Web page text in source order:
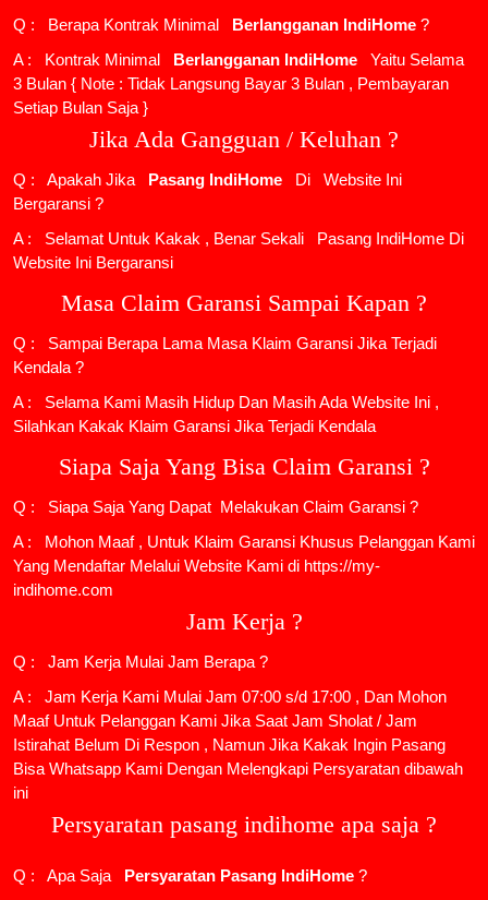
Q : Berapa Kontrak Minimal Berlangganan IndiHome ?
A : Kontrak Minimal
Berlangganan IndiHome
Yaitu Selama
3 Bulan { Note : Tidak Langsung Bayar 3 Bulan , Pembayaran
Setiap Bulan Saja }
Jika Ada Gangguan / Keluhan ?
Q : Apakah Jika Pasang IndiHome Di
Website Ini
Bergaransi ?
A : Selamat Untuk Kakak , Benar Sekali
Pasang IndiHome Di
Website Ini Bergaransi
Masa Claim Garansi Sampai Kapan ?
Q : Sampai Berapa Lama Masa Klaim Garansi Jika Terjadi
Kendala ?
A : Selama Kami Masih Hidup Dan Masih Ada Website Ini ,
Silahkan Kakak Klaim Garansi Jika Terjadi Kendala
Siapa Saja Yang Bisa Claim Garansi ?
Q : Siapa Saja Yang Dapat Melakukan Claim Garansi ?
A : Mohon Maaf , Untuk Klaim Garansi Khusus Pelanggan Kami
Yang Mendaftar Melalui Website Kami di https://my-
indihome.com
Jam Kerja ?
Q : Jam Kerja Mulai Jam Berapa ?
A : Jam Kerja Kami Mulai Jam 07:00 s/d 17:00 , Dan Mohon
Maaf Untuk Pelanggan Kami Jika Saat Jam Sholat / Jam
Istirahat Belum Di Respon , Namun Jika Kakak Ingin Pasang
Bisa Whatsapp Kami Dengan Melengkapi Persyaratan dibawah
ini
Persyaratan pasang indihome apa saja ?
Q : Apa Saja Persyaratan Pasang IndiHome ?